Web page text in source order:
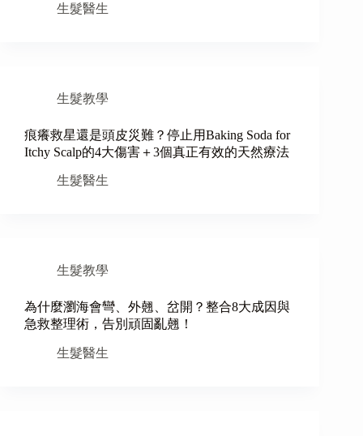
生髮醫生
生髮教學
痕癢救星還是頭皮災難？停止用Baking Soda for
Itchy Scalp的4大傷害＋3個真正有效的天然療法
生髮醫生
生髮教學
為什麼瀏海會彎、外翹、岔開？整合8大成因與
急救整理術，告別頑固亂翹！
生髮醫生